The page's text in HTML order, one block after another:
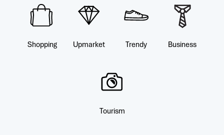
Shopping Upmarket Trendy Business
Tourism